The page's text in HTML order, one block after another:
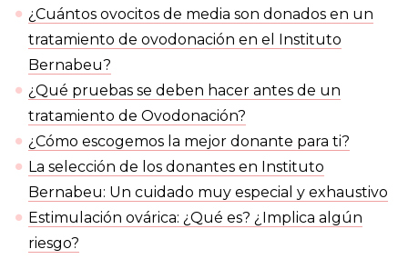
¿Cuántos ovocitos de media son donados en un
tratamiento de ovodonación en el Instituto
Bernabeu?
¿Qué pruebas se deben hacer antes de un
tratamiento de Ovodonación?
¿Cómo escogemos la mejor donante para ti?
La selección de los donantes en Instituto
Bernabeu: Un cuidado muy especial y exhaustivo
Estimulación ovárica: ¿Qué es? ¿Implica algún
riesgo?